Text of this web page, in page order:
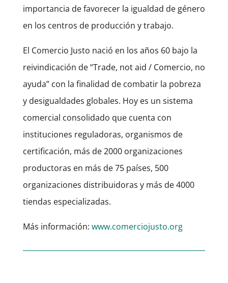
importancia de favorecer la igualdad de género
en los centros de producción y trabajo.
El Comercio Justo nació en los años 60 bajo la
reivindicación de “Trade, not aid / Comercio, no
ayuda” con la finalidad de combatir la pobreza
y desigualdades globales. Hoy es un sistema
comercial consolidado que cuenta con
instituciones reguladoras, organismos de
certificación, más de 2000 organizaciones
productoras en más de 75 países, 500
organizaciones distribuidoras y más de 4000
tiendas especializadas.
Más información: www.comerciojusto.org